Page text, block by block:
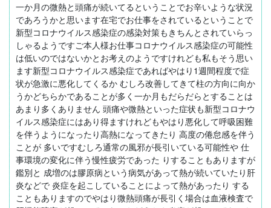
一か月の微熱と頭痛が続いてるということでお辛いような状況
であろうかと思います在宅でお仕事をされているということで
新型コロナウイルス感染症の感染対策もきちんとされていらっ
しゃるようですご本人様お仕事コロナウイルス感染症の可能性
は低いのではないかとお考えのようですけれども私もそう思い
ます新型コロナウイルス感染症であればやはり1週間程度で症
状が急激に悪化してくるか むしろ改善してきて柱の方向に向か
うかどちらかであることが多く一か月もだらだらとすることは
あまり多くありません 頭痛や微熱といった症状も新型コロナウ
イルス感染症にはあり得ますけれどもやはり悪化して呼吸困難
を伴うようになったり高熱になってきたり 高度の倦怠感を伴う
ことが 多いですむしろ通常の風邪が長引いている可能性や 仕
事環境の変化に伴う慢性疲労であった りすることもありますが
鑑別と 成増のは膠原病という病気があって熱が続いていたり肝
炎などで 炎症を起こしていることによって熱があったり する
こともありますのでやはり微熱頭痛が長引く場合は血液検査で